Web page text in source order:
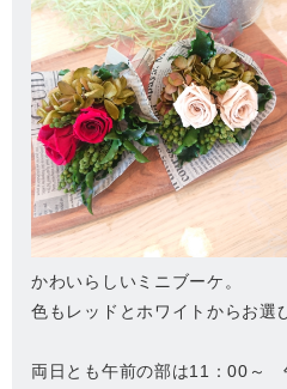
かわいらしいミニブーケ。
色もレッドとホワイトからお選
両日とも午前の部は11：00～